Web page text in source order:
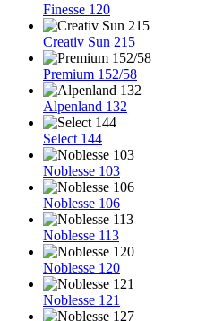
Finesse 120
Creativ Sun 215
Premium 152/58
Alpenland 132
Select 144
Noblesse 103
Noblesse 106
Noblesse 113
Noblesse 120
Noblesse 121